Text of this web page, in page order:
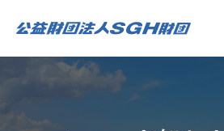
留学生奨学